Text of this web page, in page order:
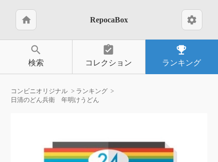
home RepocaBox settings
search
検索
assignment_turned_in
コレクション
emoji_events
ランキング
コンビニオリジナル
ランキング
日清のどん兵衛 年明けうどん